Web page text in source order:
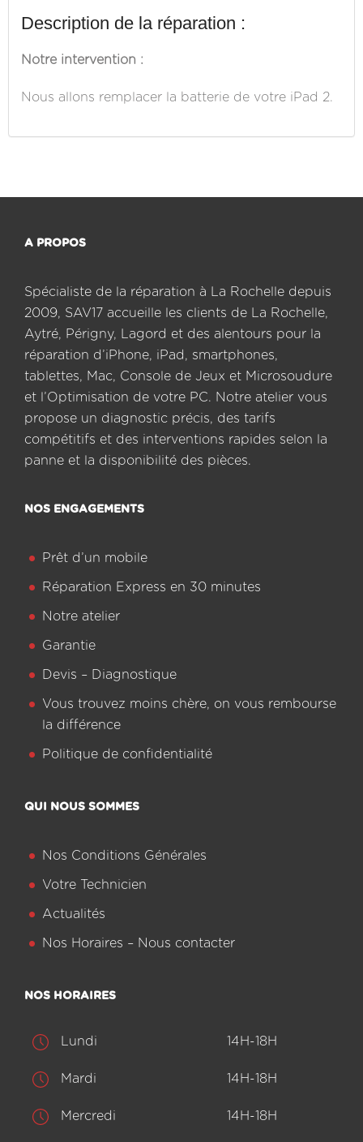
Description de la réparation :
Notre intervention :
Nous allons remplacer la batterie de votre iPad 2.
A PROPOS
Spécialiste de la réparation à La Rochelle depuis
2009, SAV17 accueille les clients de La Rochelle,
Aytré, Périgny, Lagord et des alentours pour la
réparation d’iPhone, iPad, smartphones,
tablettes, Mac, Console de Jeux et Microsoudure
et l’Optimisation de votre PC. Notre atelier vous
propose un diagnostic précis, des tarifs
compétitifs et des interventions rapides selon la
panne et la disponibilité des pièces.
NOS ENGAGEMENTS
Prêt d’un mobile
Réparation Express en 30 minutes
Notre atelier
Garantie
Devis – Diagnostique
Vous trouvez moins chère, on vous rembourse
la différence
Politique de confidentialité
QUI NOUS SOMMES
Nos Conditions Générales
Votre Technicien
Actualités
Nos Horaires – Nous contacter
NOS HORAIRES
Lundi 14H-18H
Mardi 14H-18H
Mercredi 14H-18H